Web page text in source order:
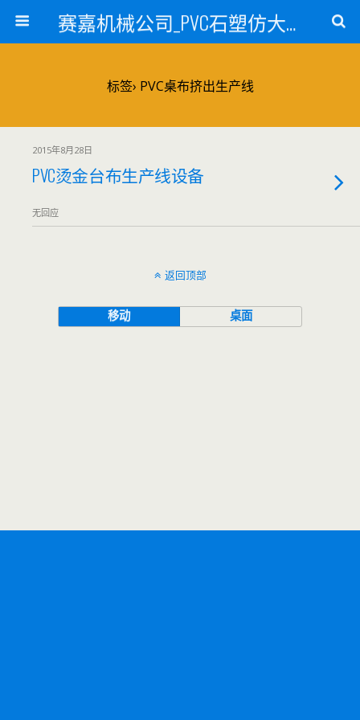
赛嘉机械公司_PVC石塑仿大理石线条生产线_PVC仿大理石板材生产设备_PVC门窗型材生产设备_PVC扣板设备_PVC/WPC发泡板材生产线_PVC波浪瓦生产设备_地毯覆膜TPR TPE设备_TPR鞋边条生产设备_PVC封边条卡条生产设备_PVC造料设备_PVC PE PP管材生产线_混合机
标签› PVC桌布挤出生产线
2015年8月28日
PVC烫金台布生产线设备
无回应
返回顶部
移动 桌面